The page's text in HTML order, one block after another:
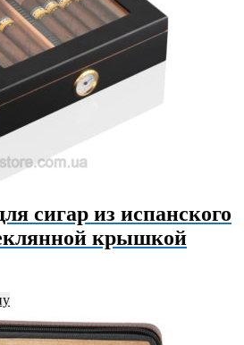
сигар из испанского
крышкой